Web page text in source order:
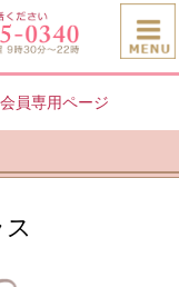
会員専用ページ